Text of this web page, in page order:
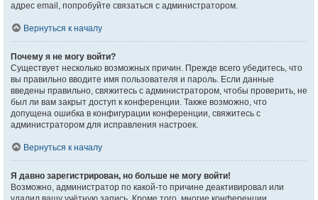
адрес email, попробуйте связаться с администратором.
Вернуться к началу
Почему я не могу войти?
Существует несколько возможных причин. Прежде всего убедитесь, что
вы правильно вводите имя пользователя и пароль. Если данные
введены правильно, свяжитесь с администратором, чтобы проверить, не
был ли вам закрыт доступ к конференции. Также возможно, что
допущена ошибка в конфигурации конференции, свяжитесь с
администратором для исправления настроек.
Вернуться к началу
Я давно зарегистрирован, но больше не могу войти!
Возможно, администратор по какой-то причине деактивировал или